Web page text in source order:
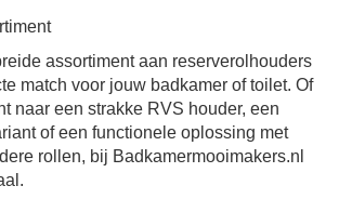
assortiment aan reserverolhouders
match voor jouw badkamer of toilet. Of
naar een strakke RVS houder, een
of een functionele oplossing met
rollen, bij Badkamermooimakers.nl